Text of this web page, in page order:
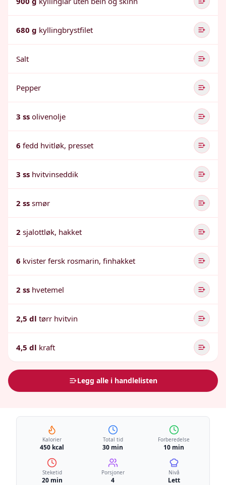
680 g kyllingbrystfilet
Salt
Pepper
3 ss olivenolje
6 fedd hvitløk, presset
3 ss hvitvinseddik
2 ss smør
2 sjalottløk, hakket
6 kvister fersk rosmarin, finhakket
2 ss hvetemel
2,5 dl tørr hvitvin
4,5 dl kraft
Legg alle i handlelisten
Kalorier
450 kcal
Total tid
30 min
Forberedelse
10 min
Steketid
20 min
Porsjoner
4
Nivå
Lett